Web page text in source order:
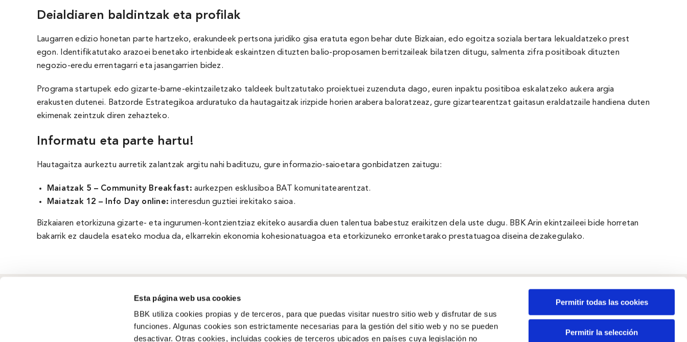
Esta página web usa cookies
BBK utiliza cookies propias y de terceros, para que puedas visitar nuestro sitio web y disfrutar de sus
funciones. Algunas cookies son estrictamente necesarias para la gestión del sitio web y no se pueden
desactivar. Otras cookies, incluidas cookies de terceros ubicados en países cuya legislación no
Permitir todas las cookies
Permitir la selección
Deialdiaren baldintzak eta profilak
Laugarren edizio honetan parte hartzeko, erakundeek pertsona juridiko gisa eratuta egon behar dute Bizkaian, edo egoitza soziala bertara lekualdatzeko prest
egon. Identifikatutako arazoei benetako irtenbideak eskaintzen dituzten balio-proposamen berritzaileak bilatzen ditugu, salmenta zifra positiboak dituzten
negozio-eredu errentagarri eta jasangarrien bidez.
Programa startupek edo gizarte-barne-ekintzailetzako taldeek bultzatutako proiektuei zuzenduta dago, euren inpaktu positiboa eskalatzeko aukera argia
erakusten dutenei. Batzorde Estrategikoa arduratuko da hautagaitzak irizpide horien arabera baloratzeaz, gure gizartearentzat gaitasun eraldatzaile handiena duten
ekimenak zeintzuk diren zehazteko.
Informatu eta parte hartu!
Hautagaitza aurkeztu aurretik zalantzak argitu nahi badituzu, gure informazio-saioetara gonbidatzen zaitugu:
Maiatzak 5 – Community Breakfast: aurkezpen esklusiboa BAT komunitatearentzat.
Maiatzak 12 – Info Day online: interesdun guztiei irekitako saioa.
Bizkaiaren etorkizuna gizarte- eta ingurumen-kontzientziaz ekiteko ausardia duen talentua babestuz eraikitzen dela uste dugu. BBK Arin ekintzaileei bide horretan
bakarrik ez daudela esateko modua da, elkarrekin ekonomia kohesionatuagoa eta etorkizuneko erronketarako prestatuagoa diseina dezakegulako.
Gizarte-ekintza